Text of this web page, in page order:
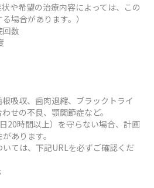
や希望の治療内容によっては、この
場合があります。）
回数
吸収、歯肉退縮、ブラックトライ
せの不良、顎関節症など。
20時間以上）を守らない場合、計画
あります。
ては、下記URLを必ずご確認くだ